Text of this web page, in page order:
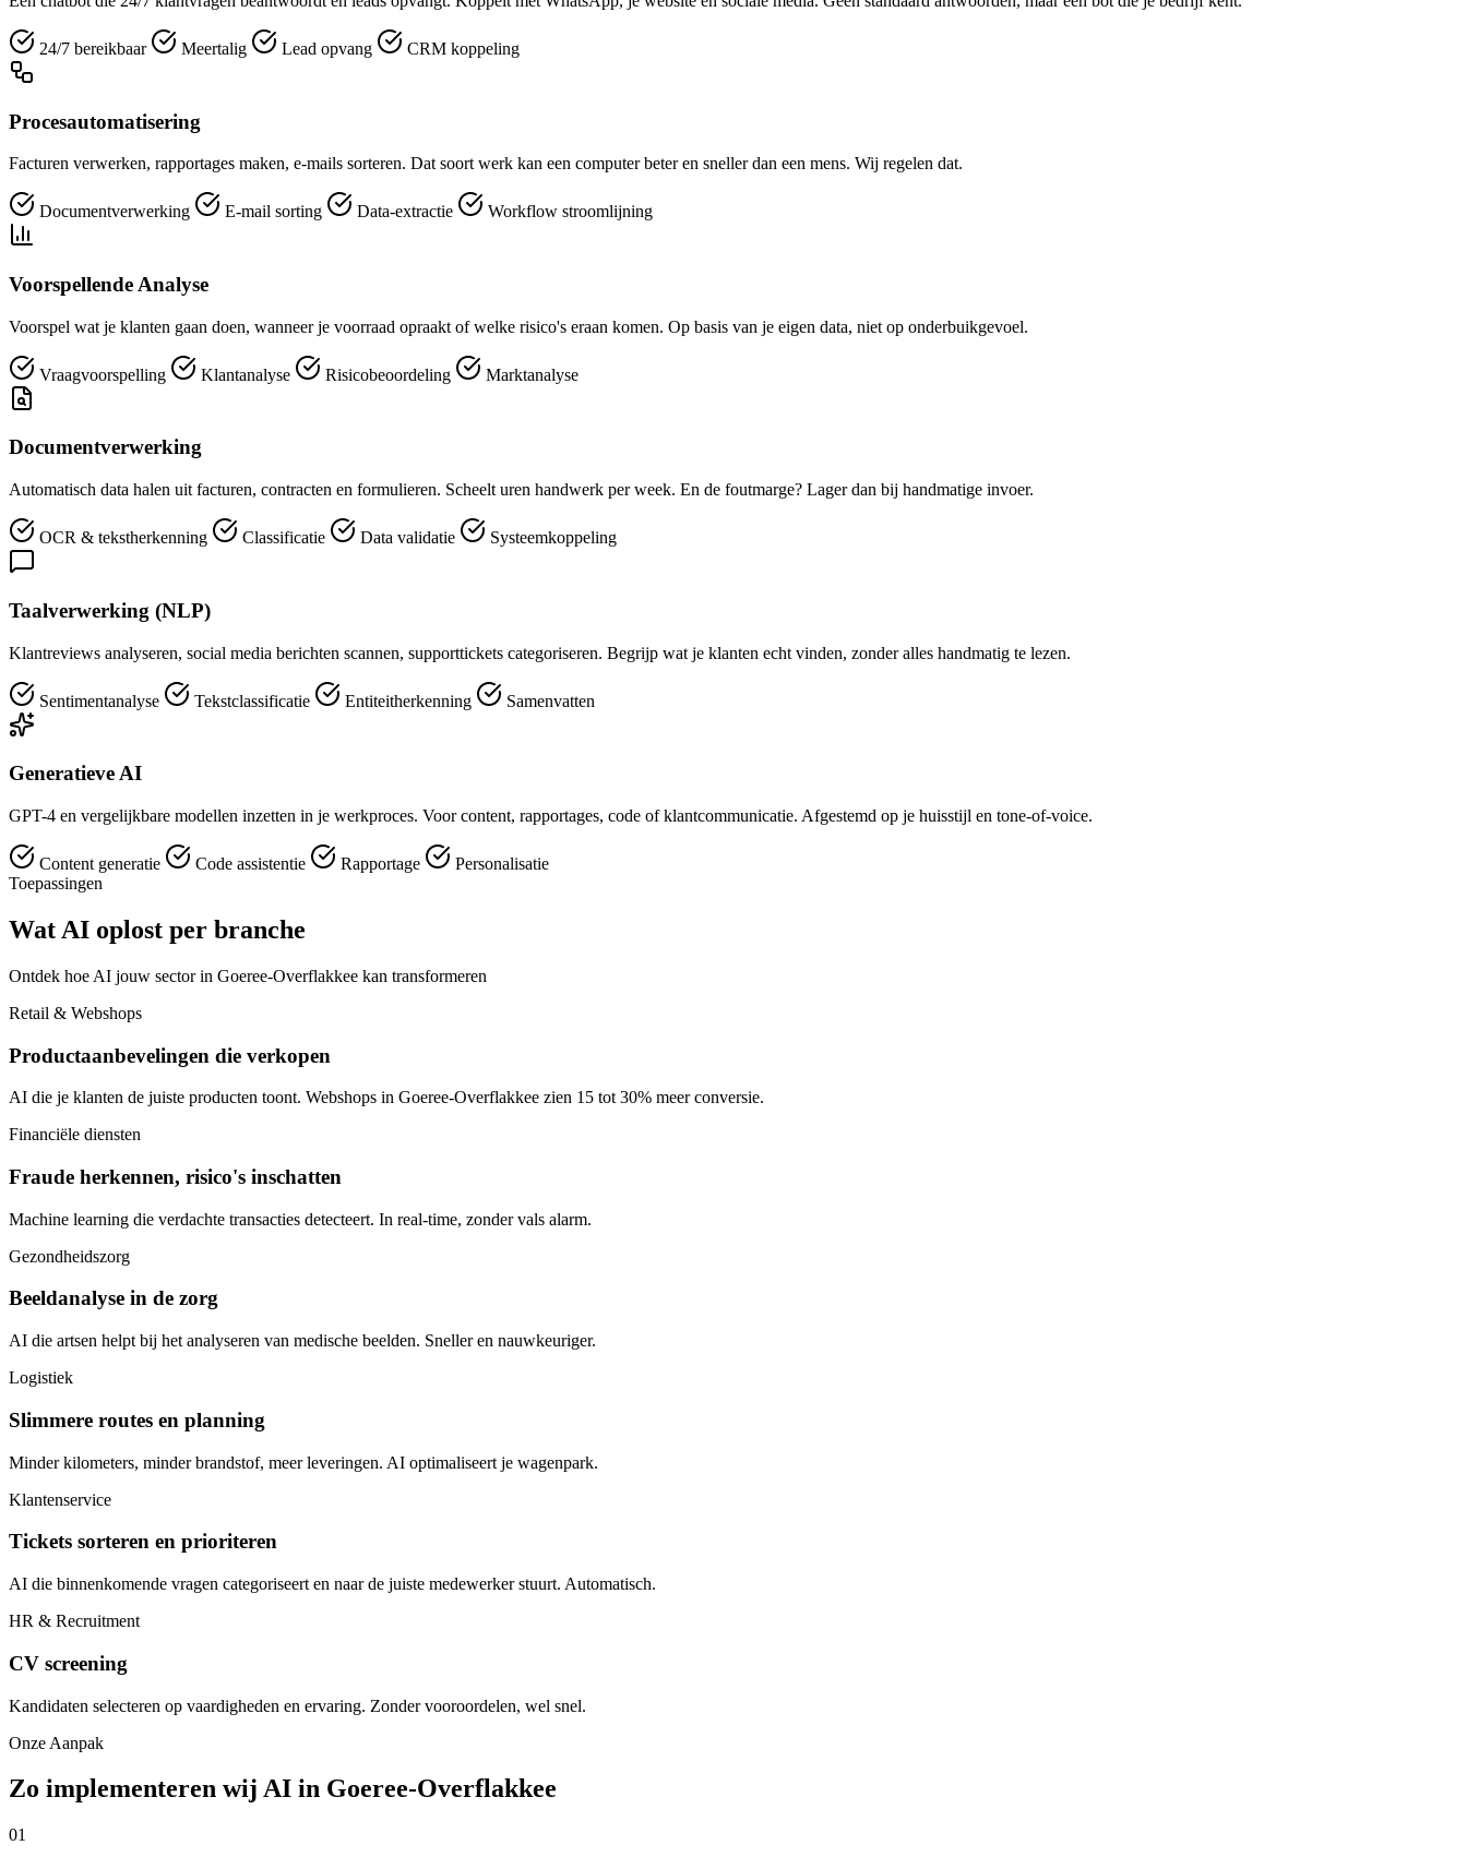
24/7 bereikbaar Meertalig Lead opvang CRM koppeling
Procesautomatisering
Facturen verwerken, rapportages maken, e-mails sorteren. Dat soort werk kan een computer beter en sneller dan een mens. Wij regelen dat.
Documentverwerking E-mail sorting Data-extractie Workflow stroomlijning
Voorspellende Analyse
Voorspel wat je klanten gaan doen, wanneer je voorraad opraakt of welke risico's eraan komen. Op basis van je eigen data, niet op onderbuikgevoel.
Vraagvoorspelling Klantanalyse Risicobeoordeling Marktanalyse
Documentverwerking
Automatisch data halen uit facturen, contracten en formulieren. Scheelt uren handwerk per week. En de foutmarge? Lager dan bij handmatige invoer.
OCR & tekstherkenning Classificatie Data validatie Systeemkoppeling
Taalverwerking (NLP)
Klantreviews analyseren, social media berichten scannen, supporttickets categoriseren. Begrijp wat je klanten echt vinden, zonder alles handmatig te lezen.
Sentimentanalyse Tekstclassificatie Entiteitherkenning Samenvatten
Generatieve AI
GPT-4 en vergelijkbare modellen inzetten in je werkproces. Voor content, rapportages, code of klantcommunicatie. Afgestemd op je huisstijl en tone-of-voice.
Content generatie Code assistentie Rapportage
Personalisatie
Toepassingen
Wat AI oplost per branche
Ontdek hoe AI jouw sector in Goeree-Overflakkee kan transformeren
Retail & Webshops
Productaanbevelingen die verkopen
AI die je klanten de juiste producten toont. Webshops in Goeree-Overflakkee zien 15 tot 30% meer conversie.
Financiële diensten
Fraude herkennen, risico's inschatten
Machine learning die verdachte transacties detecteert. In real-time, zonder vals alarm.
Gezondheidszorg
Beeldanalyse in de zorg
AI die artsen helpt bij het analyseren van medische beelden. Sneller en nauwkeuriger.
Logistiek
Slimmere routes en planning
Minder kilometers, minder brandstof, meer leveringen. AI optimaliseert je wagenpark.
Klantenservice
Tickets sorteren en prioriteren
AI die binnenkomende vragen categoriseert en naar de juiste medewerker stuurt. Automatisch.
HR & Recruitment
CV screening
Kandidaten selecteren op vaardigheden en ervaring. Zonder vooroordelen, wel snel.
Onze Aanpak
Zo implementeren wij AI in Goeree-Overflakkee
01